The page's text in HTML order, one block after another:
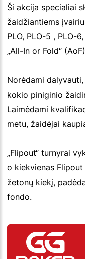
Ši akcija specialiai
žaidžiantiems
PLO, PLO-5 , PLO-
„All-In or Fold“
Norėdami
kokio piniginio
Laimėdami
metu, žaidėjai
„Flipout“ turnyrai
o kiekvienas
žetonų kiekį,
fondo.